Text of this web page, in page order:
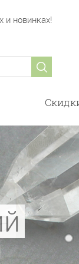
и новинках!